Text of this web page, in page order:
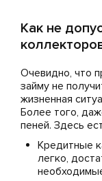
Как не
Очевидно, что
займу не
жизненная
Более того,
пеней. Здесь
Кредитные
легко,